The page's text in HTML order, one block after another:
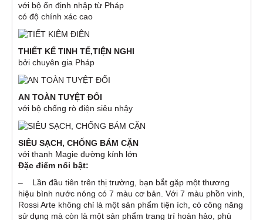
với bộ ổn định nhập từ Pháp
có độ chính xác cao
THIẾT KẾ TINH TẾ,TIỆN NGHI
bởi chuyên gia Pháp
AN TOÀN TUYỆT ĐỐI
với bộ chống rò điện siêu nhậy
SIÊU SẠCH, CHỐNG BÁM CẶN
với thanh Magie đường kính lớn
Đặc điểm nổi bật:
– Lần đầu tiên trên thị trường, bạn bắt gặp một thương
hiệu bình nước nóng có 7 màu cơ bản. Với 7 màu phồn vinh,
Rossi Arte không chỉ là một sản phẩm tiện ích, có công năng
sử dụng mà còn là một sản phẩm trang trí hoàn hảo, phù